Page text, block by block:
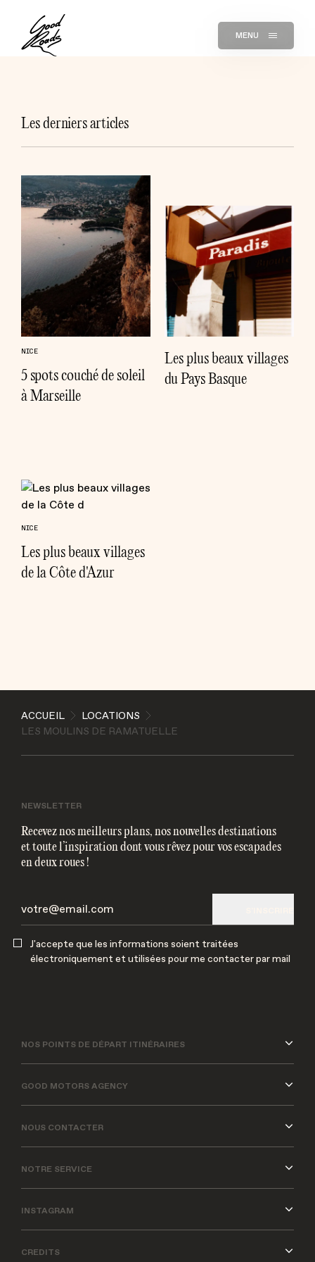
ENVOYER
J'accepte que les informations soient traitées
mail
MENU
Les derniers articles
NICE
5 spots couché de soleil
à Marseille
Les plus beaux villages
du Pays Basque
NICE
Les plus beaux villages
de la Côte d'Azur
ACCUEIL
LOCATIONS
LES MOULINS DE RAMATUELLE
NEWSLETTER
Recevez nos meilleurs plans, nos nouvelles destinations
et toute l’inspiration dont vous rêvez pour vos escapades
en deux roues !
J'accepte que les informations soient traitées
électroniquement et utilisées pour me contacter par mail
NOS POINTS DE DÉPART ITINÉRAIRES
GOOD MOTORS AGENCY
NOUS CONTACTER
NOTRE SERVICE
INSTAGRAM
CREDITS